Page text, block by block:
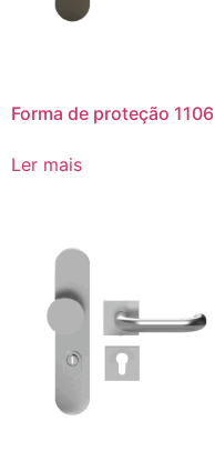
Forma de proteção 1106
Ler mais